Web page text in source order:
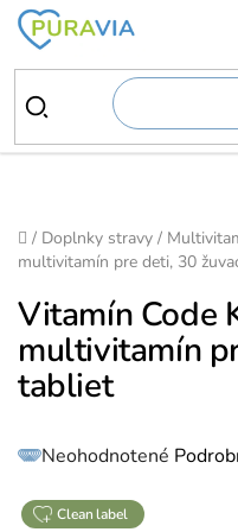
Prejsť
obsah
Domov
/ Doplnky stravy /
multivitamín pre deti, 30
Vitamín Code
multivitamín
tabliet
Priemerné
hodnotenie
0,0
z
Neohodnotené
clean label